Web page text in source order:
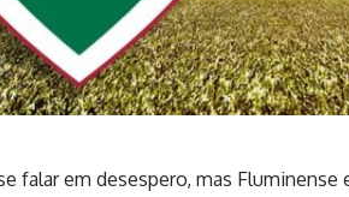
falar em desespero, mas